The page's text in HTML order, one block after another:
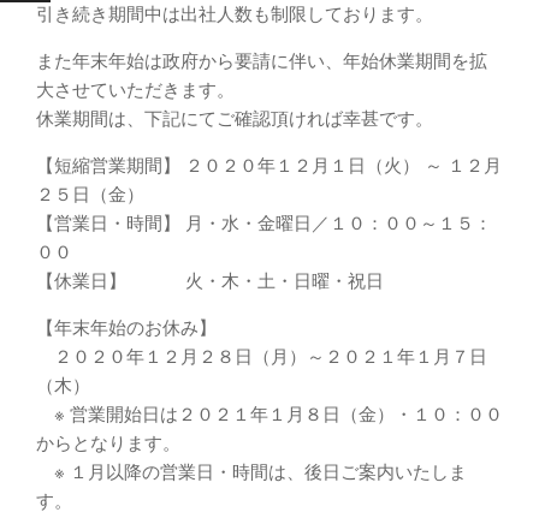
引き続き期間中は出社人数も制限しております。
また年末年始は政府から要請に伴い、年始休業期間を拡
大させていただきます。
休業期間は、下記にてご確認頂ければ幸甚です。
【短縮営業期間】 ２０２０年１２月１日（火） ～ １２月
２５日（金）
【営業日・時間】 月・水・金曜日／１０：００～１５：
００
【休業日】 火・木・土・日曜・祝日
【年末年始のお休み】
２０２０年１２月２８日（月）～２０２１年１月７日
（木）
※ 営業開始日は２０２１年１月８日（金）・１０：００
からとなります。
※ １月以降の営業日・時間は、後日ご案内いたしま
す。